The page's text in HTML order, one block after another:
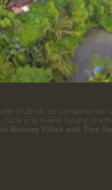
d’Ubud, ce complexe de
face à la rivière Ayung. Il
Barong Villas and Tree